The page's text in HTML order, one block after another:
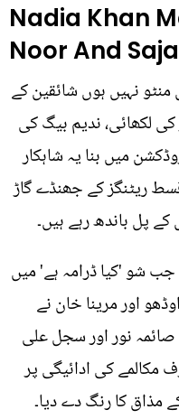
Nadia Khan
Noor And
منٹو نہیں ہوں شائقین کے
لکھائی، ندیم بیگ کی
میں بنا یہ شاہکار
ریٹنگز کے جھنڈے گاڑ
پل باندھ رہے ہیں۔
جب شو 'کیا ڈرامہ ہے' میں
اور مرینا خان نے
صائمہ نور اور سجل علی
مکالمے کی ادائیگی پر
مذاق کا رنگ دے دیا۔